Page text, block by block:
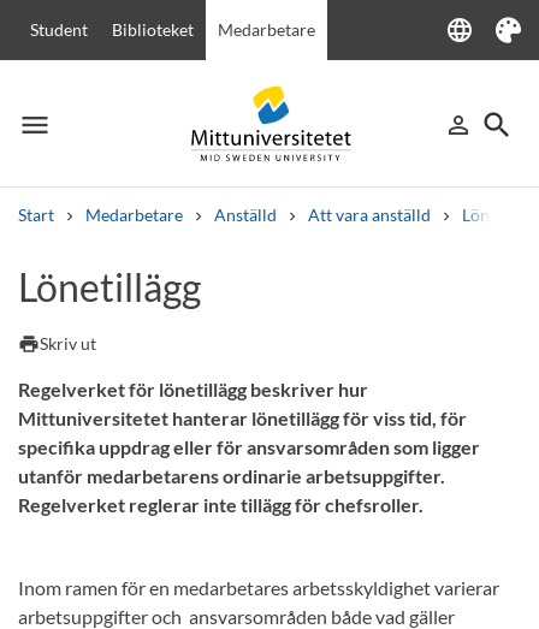
Student Biblioteket Medarbetare language
Language
Tema
menu
Meny person_outline
Logga in
search
Sök
Start Medarbetare Anställd Att vara anställd Lön,
Andra söktjänster
Kurser och program
Lönetillägg
printSkriv ut
Regelverket för lönetillägg beskriver hur
Mittuniversitetet hanterar lönetillägg för viss tid, för
specifika uppdrag eller för ansvarsområden som ligger
utanför medarbetarens ordinarie arbetsuppgifter.
Regelverket reglerar inte tillägg för chefsroller.
Inom ramen för en medarbetares arbetsskyldighet varierar
arbetsuppgifter och ansvarsområden både vad gäller